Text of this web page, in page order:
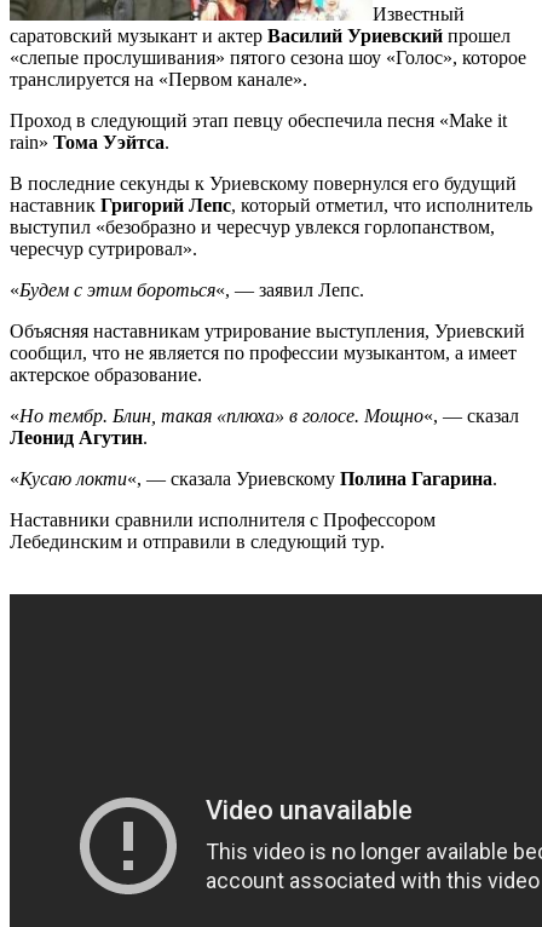
Известный
саратовский музыкант и актер Василий Уриевский прошел
«слепые прослушивания» пятого сезона шоу «Голос», которое
транслируется на «Первом канале».
Проход в следующий этап певцу обеспечила песня «Make it
rain» Тома Уэйтса.
В последние секунды к Уриевскому повернулся его будущий
наставник Григорий Лепс, который отметил, что исполнитель
выступил «безобразно и чересчур увлекся горлопанством,
чересчур сутрировал».
«Будем с этим бороться«, — заявил Лепс.
Объясняя наставникам утрирование выступления, Уриевский
сообщил, что не является по профессии музыкантом, а имеет
актерское образование.
«Но тембр. Блин, такая «плюха» в голосе. Мощно«, — сказал
Леонид Агутин.
«Кусаю локти«, — сказала Уриевскому Полина Гагарина.
Наставники сравнили исполнителя с Профессором
Лебединским и отправили в следующий тур.